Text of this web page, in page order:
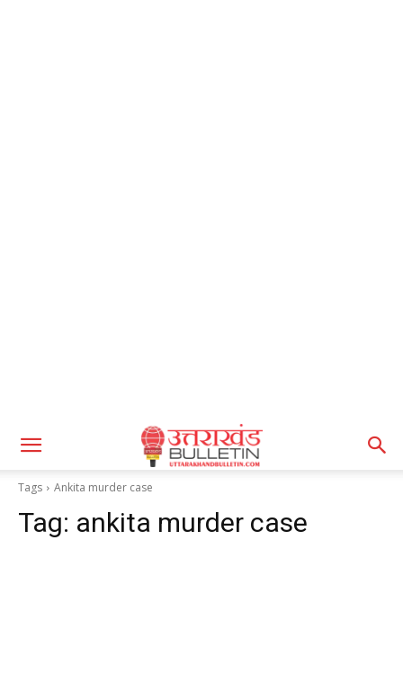
Tags Ankita murder case
Tag: ankita murder case